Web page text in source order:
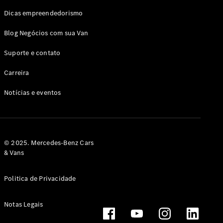
Dicas empreendedorismo
Blog Negócios com sua Van
Suporte e contato
Carreira
Notícias e eventos
© 2025. Mercedes-Benz Cars
& Vans
Politica de Privacidade
Notas Legais